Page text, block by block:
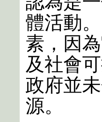
體活動
素，因
及社會
政府並
源。